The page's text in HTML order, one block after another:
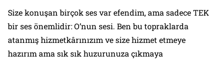
Size konuşan birçok ses var efendim, ama sadece TEK
bir ses önemlidir: O’nun sesi. Ben bu topraklarda
atanmış hizmetkârınızım ve size hizmet etmeye
hazırım ama sık sık huzurunuza çıkmaya